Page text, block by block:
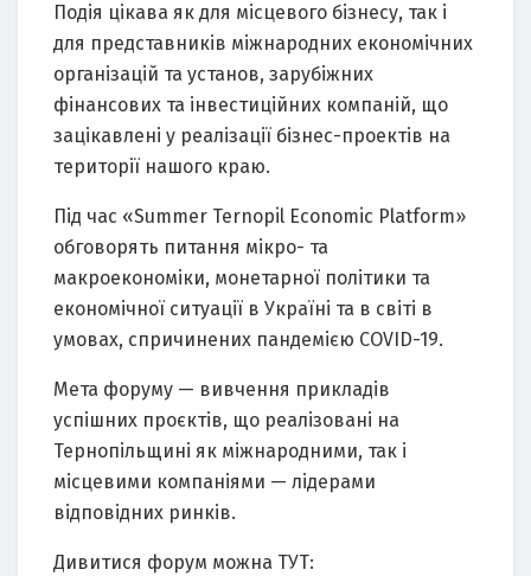
Подія цікава як для місцевого бізнесу, так і
для представників міжнародних економічних
організацій та установ, зарубіжних
фінансових та інвестиційних компаній, що
зацікавлені у реалізації бізнес-проектів на
території нашого краю.
Під час «Summer Ternopil Economic Platform»
обговорять питання мікро- та
макроекономіки, монетарної політики та
економічної ситуації в Україні та в світі в
умовах, спричинених пандемією COVID-19.
Мета форуму — вивчення прикладів
успішних проєктів, що реалізовані на
Тернопільщині як міжнародними, так і
місцевими компаніями — лідерами
відповідних ринків.
Дивитися форум можна ТУТ: